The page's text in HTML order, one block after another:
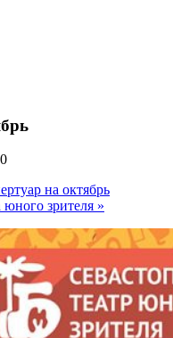
на октябрь
юного зрителя »